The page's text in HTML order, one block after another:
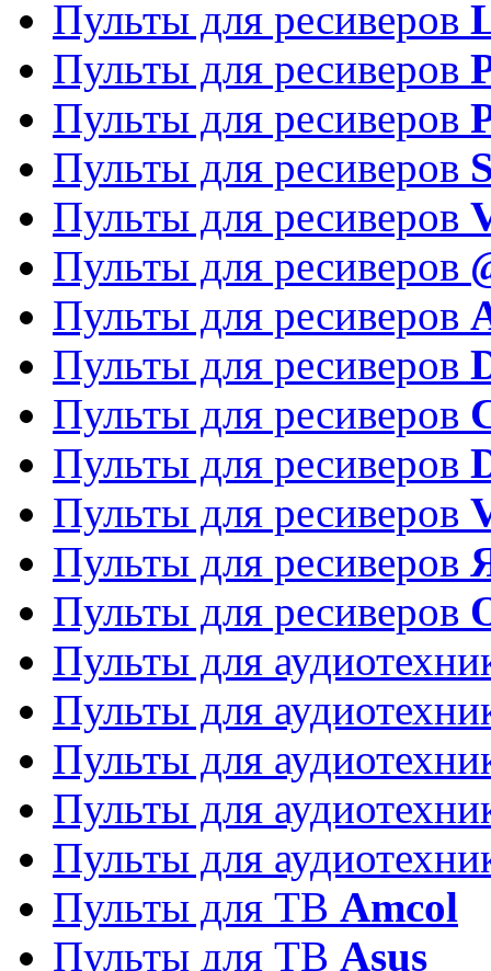
Пульты для ресиверов
Пульты для ресиверов
Пульты для ресиверов
Пульты для ресиверов
Пульты для ресиверов
Пульты для ресиверов
Пульты для ресиверов
Пульты для ресиверов
Пульты для ресиверов
Пульты для ресиверов
Пульты для ресиверов
Пульты для ресиверов
Пульты для ресиверов
Пульты для
Пульты для
Пульты для
Пульты для
Пульты для
Пульты для ТВ Amcol
Пульты для ТВ Asus